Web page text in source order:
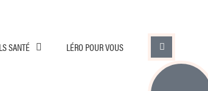
SANTÉ LÉRO POUR VOUS